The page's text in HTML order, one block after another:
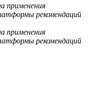
применения
рекомендаций
применения
рекомендаций